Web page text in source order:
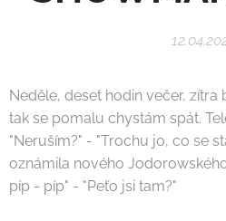
Neděle, deset hodin večer,
tak se pomalu chystám spát.
"Neruším?" - "Trochu jo, co se
oznámila nového
píp - píp" - "Peťo jsi tam?"